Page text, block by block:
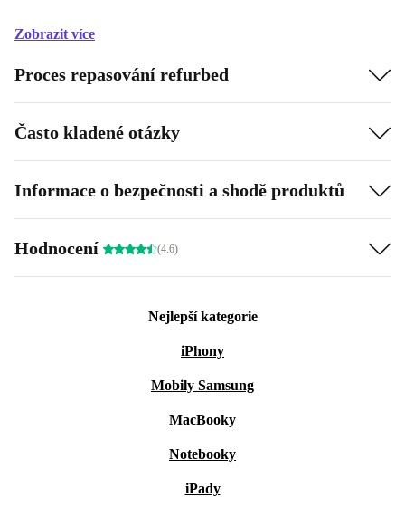
Zobrazit více
Proces repasování refurbed
Často kladené otázky
Informace o bezpečnosti a shodě produktů
Hodnocení (4.6)
Nejlepší kategorie
iPhony
Mobily Samsung
MacBooky
Notebooky
iPady